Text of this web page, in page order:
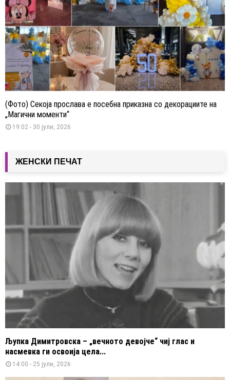
(Фото) Секоја прослава е посебна приказна со декорациите на
„Магични моменти“
19:02 - 30 јули, 2026
ЖЕНСКИ ПЕЧАТ
Љупка Димитровска – „вечното девојче“ чиј глас и
насмевка ги освоија цела...
14:00 - 25 јули, 2026